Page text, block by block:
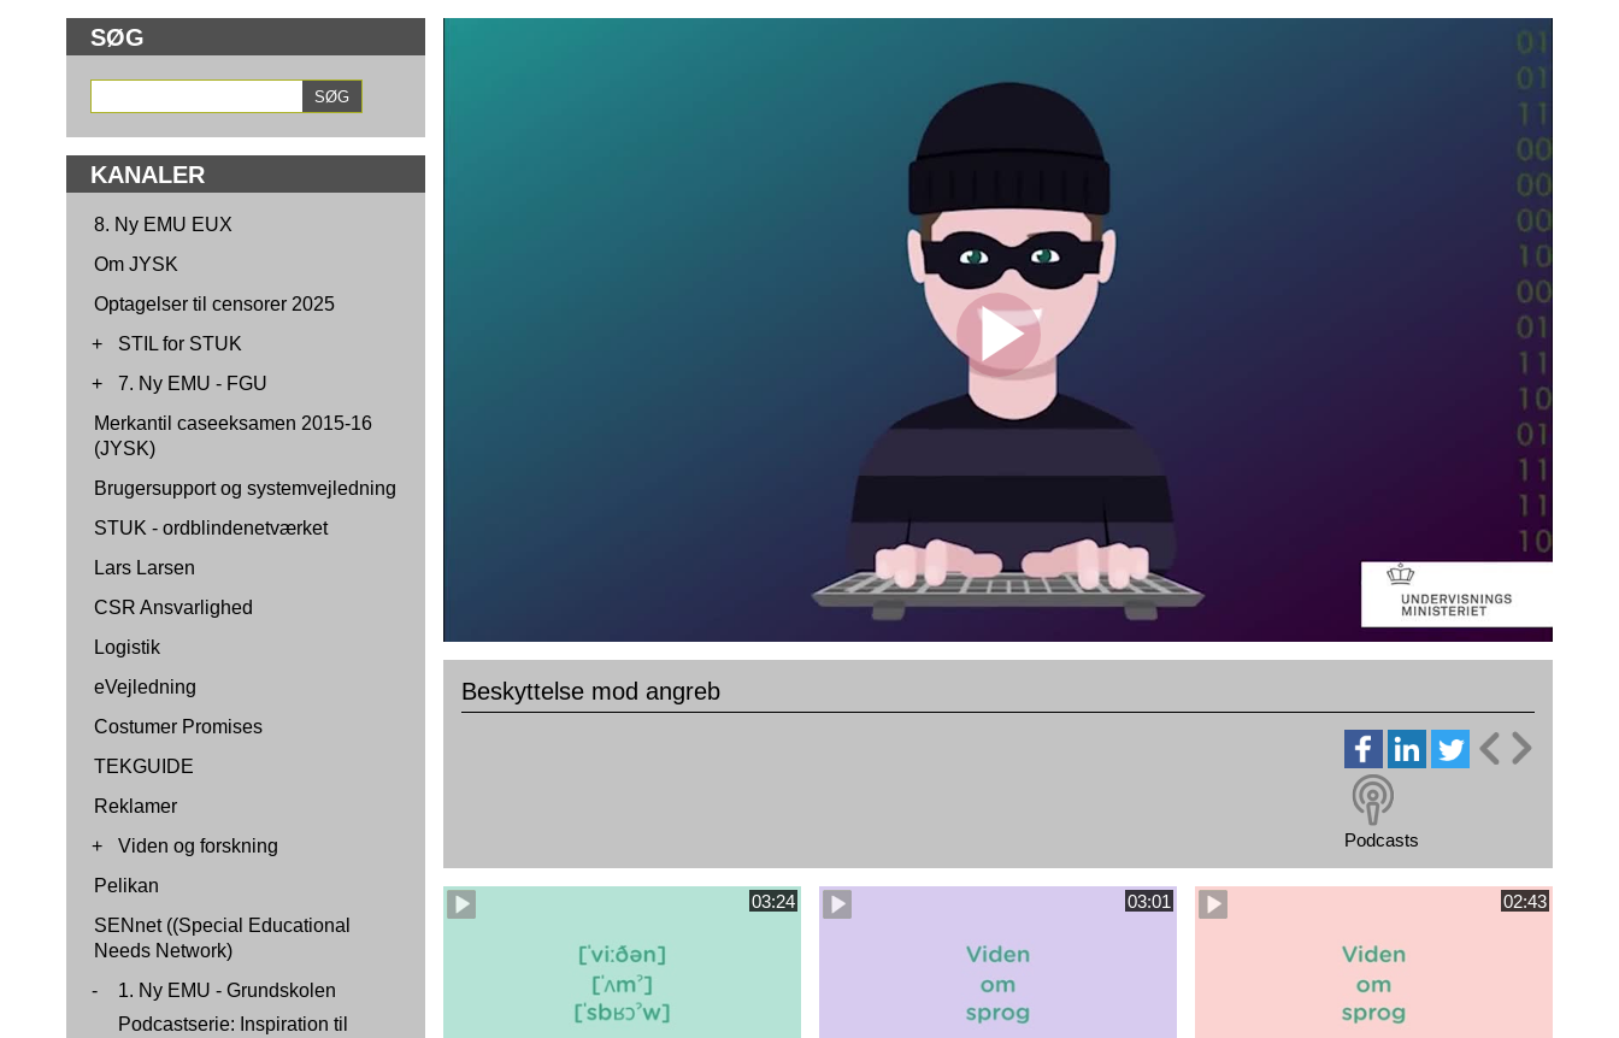
SØG
KANALER
8. Ny EMU EUX
Om JYSK
Optagelser til censorer 2025
+
STIL for STUK
+
7. Ny EMU - FGU
Merkantil caseeksamen 2015-16
(JYSK)
Brugersupport og systemvejledning
STUK - ordblindenetværket
Lars Larsen
CSR Ansvarlighed
Logistik
eVejledning
Costumer Promises
TEKGUIDE
Reklamer
+
Viden og forskning
Pelikan
SENnet ((Special Educational
Needs Network)
-
1. Ny EMU - Grundskolen
Podcastserie: Inspiration til
Beskyttelse mod angreb
Podcasts
03:24 03:01 02:43